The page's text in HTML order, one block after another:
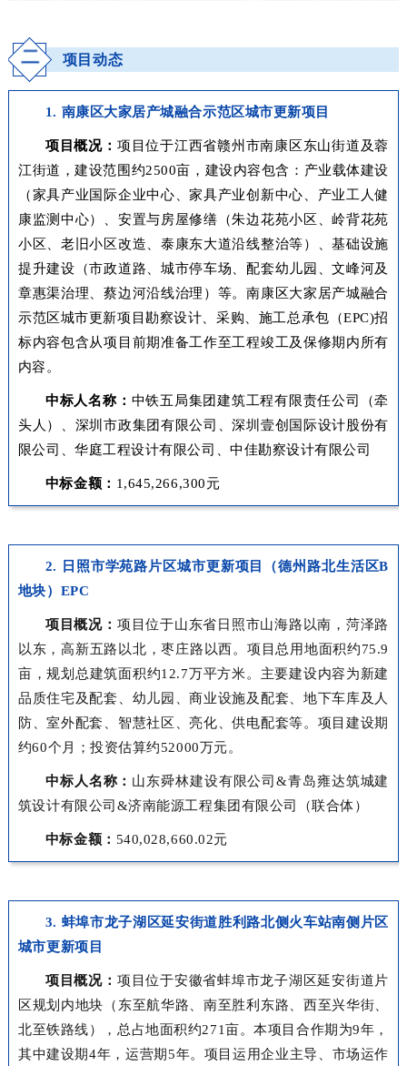
二 项目动态
1. 南康区大家居产城融合示范区城市更新项目
项目概况： 项目位于江西省赣州市南康区东山街道及蓉
江街道，建设范围约2500亩，建设内容包含：产业载体建设
（家具产业国际企业中心、家具产业创新中心、产业工人健
康监测中心）、安置与房屋修缮（朱边花苑小区、岭背花苑
小区、老旧小区改造、泰康东大道沿线整治等）、基础设施
提升建设（市政道路、城市停车场、配套幼儿园、文峰河及
章惠渠治理、蔡边河沿线治理）等。南康区大家居产城融合
示范区城市更新项目勘察设计、采购、施工总承包（EPC)招
标内容包含从项目前期准备工作至工程竣工及保修期内所有
内容。
中标人名称： 中铁五局集团建筑工程有限责任公司（牵
头人）、深圳市政集团有限公司、深圳壹创国际设计股份有
限公司、华庭工程设计有限公司、中佳勘察设计有限公司
中标金额： 1,645,266,300元
2. 日照市学苑路片区城市更新项目（德州路北生活区B
地块）EPC
项目概况： 项目位于山东省日照市山海路以南，菏泽路
以东，高新五路以北，枣庄路以西。项目总用地面积约75.9
亩，规划总建筑面积约12.7万平方米。主要建设内容为新建
品质住宅及配套、幼儿园、商业设施及配套、地下车库及人
防、室外配套、智慧社区、亮化、供电配套等。项目建设期
约60个月；投资估算约52000万元。
中标人名称： 山东舜林建设有限公司&青岛雍达筑城建
筑设计有限公司&济南能源工程集团有限公司（联合体）
中标金额： 540,028,660.02元
3. 蚌埠市龙子湖区延安街道胜利路北侧火车站南侧片区
城市更新项目
项目概况： 项目位于安徽省蚌埠市龙子湖区延安街道片
区规划内地块（东至航华路、南至胜利东路、西至兴华街、
北至铁路线），总占地面积约271亩。本项目合作期为9年，
其中建设期4年，运营期5年。项目运用企业主导、市场运作